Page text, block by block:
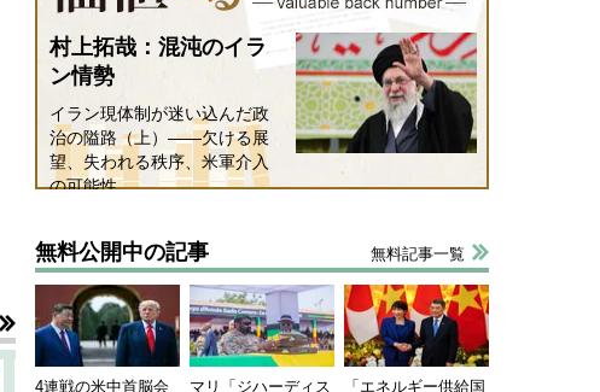
村上拓哉：混沌のイラ
ン情勢
イラン現体制が迷い込んだ政
治の隘路（上）――欠ける展
望、失われる秩序、米軍介入
の可能性
無料公開中の記事 無料記事一覧
4連戦の米中首脳会
マリ「ジハーディス
「エネルギー供給国